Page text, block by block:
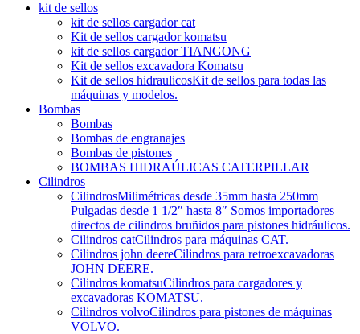
kit de sellos
kit de sellos cargador cat
Kit de sellos cargador komatsu
kit de sellos cargador TIANGONG
Kit de sellos excavadora Komatsu
Kit de sellos hidraulicosKit de sellos para todas las
máquinas y modelos.
Bombas
Bombas
Bombas de engranajes
Bombas de pistones
BOMBAS HIDRAÚLICAS CATERPILLAR
Cilindros
CilindrosMilimétricas desde 35mm hasta 250mm
Pulgadas desde 1 1/2″ hasta 8″ Somos importadores
directos de cilindros bruñidos para pistones hidráulicos.
Cilindros catCilindros para máquinas CAT.
Cilindros john deereCilindros para retroexcavadoras
JOHN DEERE.
Cilindros komatsuCilindros para cargadores y
excavadoras KOMATSU.
Cilindros volvoCilindros para pistones de máquinas
VOLVO.